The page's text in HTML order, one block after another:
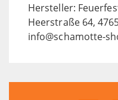
Hersteller:
Heerstraße 64,
info@schamotte-